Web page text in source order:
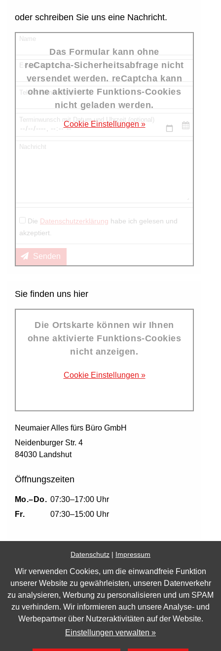
oder schreiben Sie uns eine Nachricht.
Name
E-Mail-Adresse
Telefonnummer (optional)
Terminwunsch mit Datum und Uhrzeit (optional)
Nachricht
Die Datenschutzerklärung habe ich gelesen und
akzeptiert.
Senden
Das Formular kann ohne
reCaptcha-Sicherheitsabfrage nicht
versendet werden. reCaptcha kann
ohne aktivierte Funktions-Cookies
nicht geladen werden.
Cookie Einstellungen »
Sie finden uns hier
Die Ortskarte können wir Ihnen
ohne aktivierte Funktions-Cookies
nicht anzeigen.
Cookie Einstellungen »
Neumaier Alles fürs Büro GmbH
Neidenburger Str. 4
84030 Landshut
Öffnungszeiten
Mo.–Do. 07:30–17:00 Uhr
Fr.
07:30–15:00 Uhr
Impressum
Datenschutz
Barrierefreiheit
Cookie Einstellungen
Marketing by
Datenschutz | Impressum
Wir verwenden Cookies, um die einwandfreie Funktion
unserer Website zu gewährleisten, unseren Datenverkehr
zu analysieren, Werbung zu personalisieren und um SPAM
zu verhindern. Wir informieren auch unsere Analyse- und
Werbepartner über Nutzeraktivitäten auf der Website.
Einstellungen verwalten »